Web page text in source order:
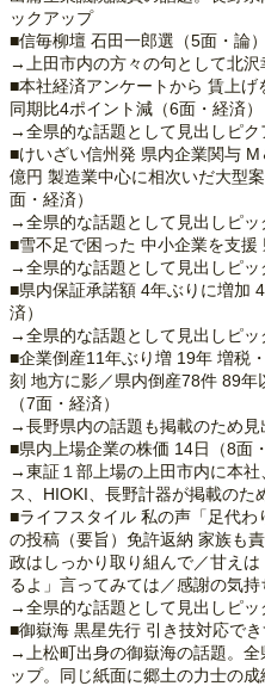
ックアップ
■信毎柳壇 石田一郎選（5面・論）
→上田市内の方々の句として北
■本社経済アンケートから 賃上
同期比4ポイント減（6面・経済）
→全県的な話題として見出しピク
■けいざい信州発 県内企業関与
億円 製造業中心に相次いだ大型
面・経済）
→全県的な話題として見出しピッ
■雪不足で困った 中小企業を支援
→全県的な話題として見出しピッ
■県内保証承諾額 4年ぶりに増加
済）
→全県的な話題として見出しピッ
■企業倒産11年ぶり増 19年 増税
刻 地方に影／県内倒産78件 89
（7面・経済）
→長野県内の話題も掲載のため見
■県内上場企業の株価 14日（8面
→東証１部上場の上田市内に本
ス、HIOKI、長野計器が掲載のた
■ライフスタイル 私の声「足代
の投稿（要旨）免許返納 家族も
政はしっかり取り組んで／甘え
るよ」言ってみては／感謝の気持
→全県的な話題として見出しピッ
■御嶽海 黒星先行 引き技対応で
→上松町出身の御嶽海の話題。
ップ。同じ紙面に郷土の力士の